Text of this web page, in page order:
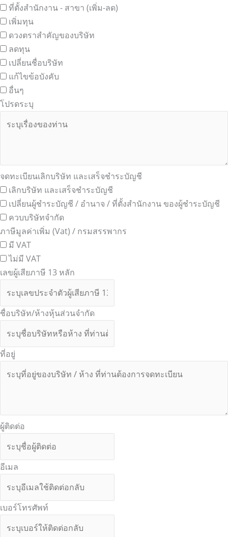
ที่ตั้งสำนักงาน - สาขา (เพิ่ม-ลด)
เพิ่มทุน
ดวงตราสำคัญของบริษัท
ลดทุน
เปลี่ยนชื่อบริษัท
แก้ไขข้อบังคับ
อื่นๆ
โปรดระบุ
จดทะเบียนเลิกบริษัท และเสร็จชำระบัญชี
เลิกบริษัท และเสร็จชำระบัญชี
เปลี่ยนผู้ชำระบัญชี / อำนาจ / ที่ตั้งสำนักงาน ของผู้ชำระบัญชี
ควบบริษัทจำกัด
ภาษีมูลค่าเพิ่ม (Vat) / กรมสรรพากร
มี VAT
ไม่มี VAT
เลขผู้เสียภาษี 13 หลัก
ชื่อบริษัท/ห้างหุ้นส่วนจำกัด
ที่อยู่
ผู้ติดต่อ
อีเมล
เบอร์โทรศัพท์